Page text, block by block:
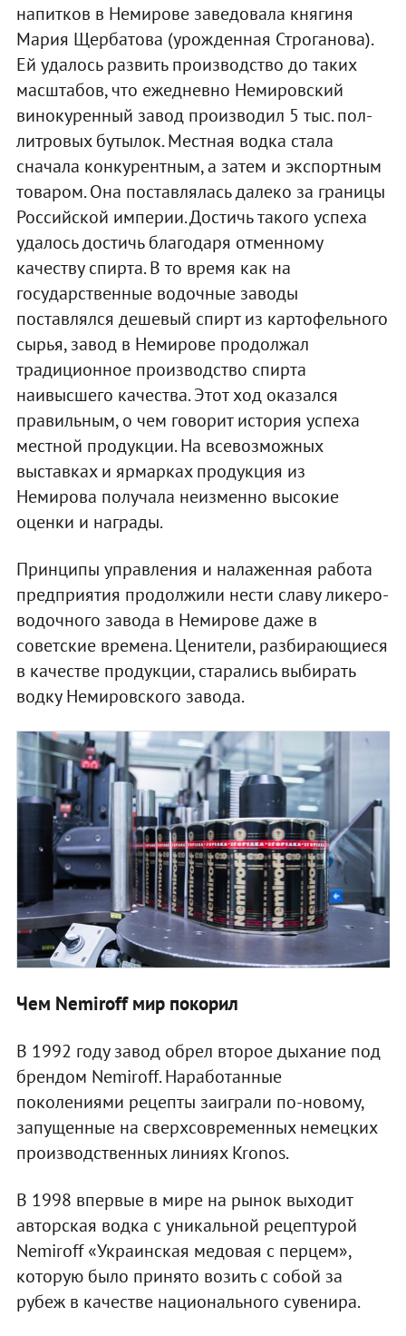
напитков в Немирове заведовала княгиня
Мария Щербатова (урожденная Строганова).
Ей удалось развить производство до таких
масштабов, что ежедневно Немировский
винокуренный завод производил 5 тыс. пол-
литровых бутылок. Местная водка стала
сначала конкурентным, а затем и экспортным
товаром. Она поставлялась далеко за границы
Российской империи. Достичь такого успеха
удалось достичь благодаря отменному
качеству спирта. В то время как на
государственные водочные заводы
поставлялся дешевый спирт из картофельного
сырья, завод в Немирове продолжал
традиционное производство спирта
наивысшего качества. Этот ход оказался
правильным, о чем говорит история успеха
местной продукции. На всевозможных
выставках и ярмарках продукция из
Немирова получала неизменно высокие
оценки и награды.
Принципы управления и налаженная работа
предприятия продолжили нести славу ликеро-
водочного завода в Немирове даже в
советские времена. Ценители, разбирающиеся
в качестве продукции, старались выбирать
водку Немировского завода.
Чем Nemiroff мир покорил
В 1992 году завод обрел второе дыхание под
брендом Nemiroff. Наработанные
поколениями рецепты заиграли по-новому,
запущенные на сверхсовременных немецких
производственных линиях Kronos.
В 1998 впервые в мире на рынок выходит
авторская водка с уникальной рецептурой
Nemiroff «Украинская медовая с перцем»,
которую было принято возить с собой за
рубеж в качестве национального сувенира.